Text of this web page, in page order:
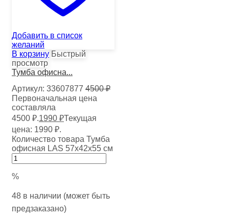
Добавить в список
желаний
В корзину Быстрый
просмотр
Тумба офисна...
Артикул: 33607877 4500₽
Первоначальная цена
составляла
4500 ₽.1990 ₽Текущая
цена: 1990 ₽.
Количество товара Тумба
офисная LAS 57х42х55 см
%
48 в наличии (может быть
предзаказано)